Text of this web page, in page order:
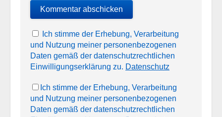
Ich stimme der Erhebung, Verarbeitung
und Nutzung meiner personenbezogenen
Daten gemäß der datenschutzrechtlichen
Einwilligungserklärung zu. Datenschutz
Ich stimme der Erhebung, Verarbeitung
und Nutzung meiner personenbezogenen
Daten gemäß der datenschutzrechtlichen